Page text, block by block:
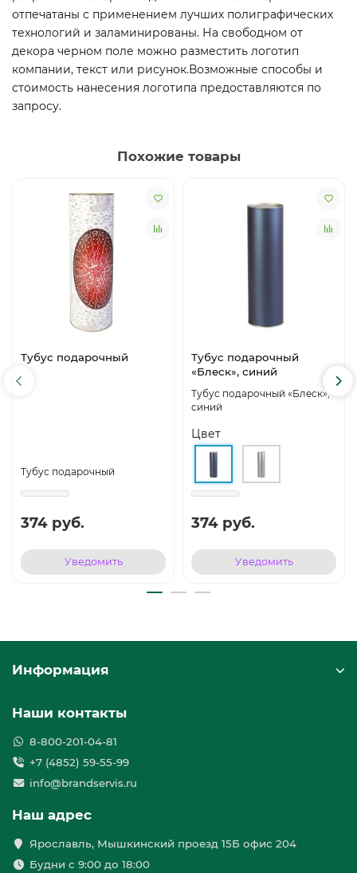
отпечатаны с применением лучших полиграфических
технологий и заламинированы. На свободном от
декора черном поле можно разместить логотип
компании, текст или рисунок.Возможные способы и
стоимость нанесения логотипа предоставляются по
запросу.
Похожие товары
Тубус подарочный
Тубус подарочный
374 руб.
Уведомить
Тубус подарочный
«Блеск», синий
Тубус подарочный «Блеск»,
синий
Цвет
374 руб.
Уведомить
Информация
Наши контакты
8-800-201-04-81
+7 (4852) 59-55-99
info@brandservis.ru
Наш адрес
Ярославль, Мышкинский проезд 15Б офис 204
Будни с 9:00 до 18:00